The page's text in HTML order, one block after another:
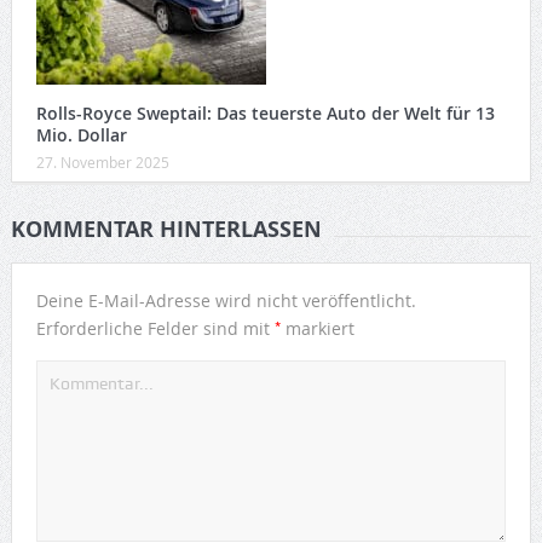
Rolls-Royce Sweptail: Das teuerste Auto der Welt für 13
Mio. Dollar
27. November 2025
KOMMENTAR HINTERLASSEN
Deine E-Mail-Adresse wird nicht veröffentlicht.
Erforderliche Felder sind mit *markiert